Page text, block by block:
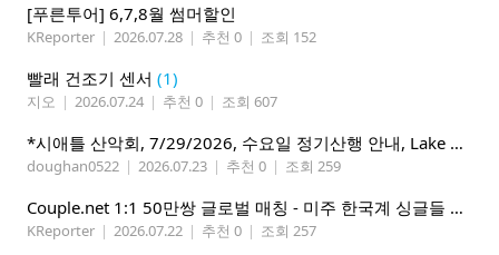
[푸른투어] 6,7,8월 썸머할인
KReporter | 2026.07.28 | 추천 0 | 조회 152
빨래 건조기 센서 (1)
지오 | 2026.07.24 | 추천 0 | 조회 607
*시애틀 산악회, 7/29/2026, 수요일 정기산행 안내, Lake 22*
doughan0522 | 2026.07.23 | 추천 0 | 조회 259
Couple.net 1:1 50만쌍 글로벌 매칭 - 미주 한국계 싱글들 모이세요
KReporter | 2026.07.22 | 추천 0 | 조회 257